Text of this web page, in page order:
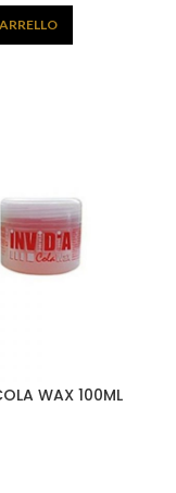
WAX 100ML